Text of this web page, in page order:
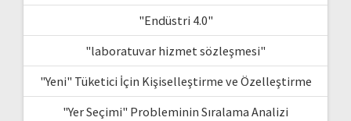
"Endüstri 4.0"
"laboratuvar hizmet sözleşmesi"
"Yeni" Tüketici İçin Kişiselleştirme ve Özelleştirme
"Yer Seçimi" Probleminin Sıralama Analizi